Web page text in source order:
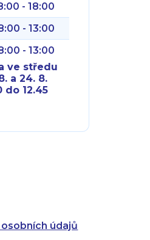
údajů
- 18:00
- 13:00
- 13:00
ve středu
a 24. 8.
do 12.45
8:00 - 14:30